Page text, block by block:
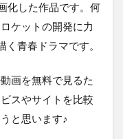
化した作品です。何
ケットの開発に力
青春ドラマです。
画を無料で見るた
スやサイトを比較
と思います♪